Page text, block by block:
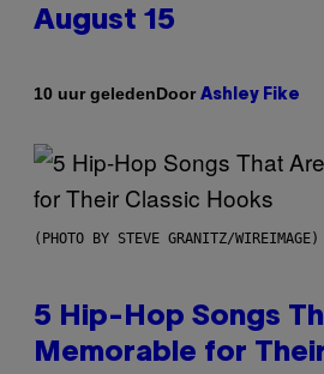
August 15
10 uur geledenDoor Ashley Fike
(PHOTO BY STEVE GRANITZ/WIREIMAGE)
5 Hip-Hop Songs
Memorable for